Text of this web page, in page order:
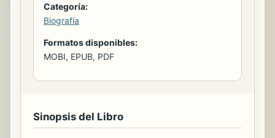
Categoría:
Biografía
Formatos disponibles:
MOBI, EPUB, PDF
Sinopsis del Libro